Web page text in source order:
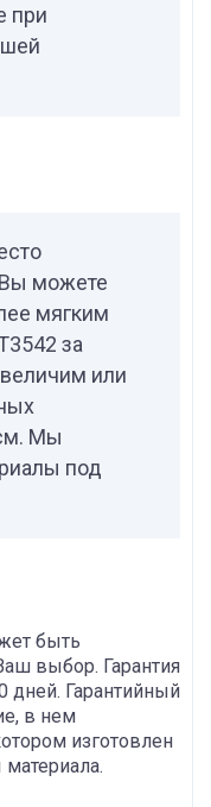
при
можете
мягким
за
или
Мы
под
быть
выбор. Гарантия
дней. Гарантийный
в нем
изготовлен